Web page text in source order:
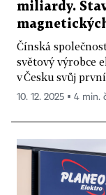
miliardy.
Čínská
světový výrobce
v Česku svůj
10. 12. 2025 ▪ 4 min.